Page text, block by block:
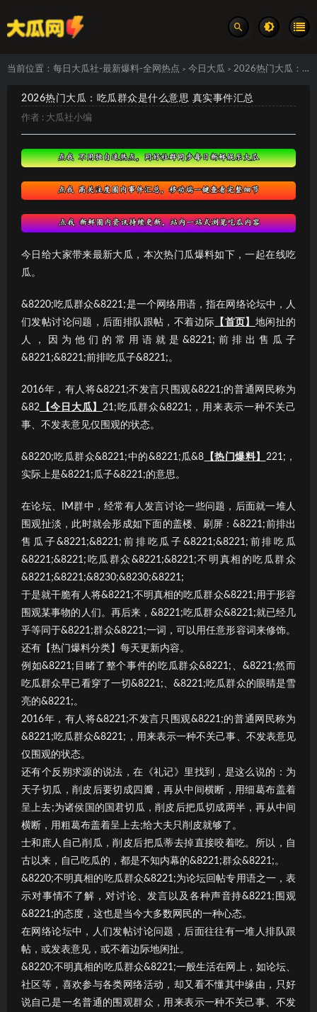
当前位置： 每日大瓜社-最新爆料-全网热点 > 今日大瓜 > 2026热门大瓜：吃瓜群众是什么意思 真实事件汇总
2026热门大瓜：吃瓜群众是什么意思 真实事件汇总
作者 : 大瓜社小编
今日给大家带来最新大瓜，本次热门瓜爆料如下，一起在线吃
瓜。
&8220;吃瓜群众&8221;是一个网络用语，指在网络论坛中，人
们发帖讨论问题，后面排队跟帖，不着边际 【首页】 地闲扯的
人，因为他们的常用语就是&8221;前排出售瓜子
&8221;&8221;前排吃瓜子&8221;。
2016年，有人将&8221;不发言只围观&8221;的普通网民称为
&82 【今日大瓜】 21;吃瓜群众&8221;，用来表示一种不关己
事、不发表意见仅围观的状态。
&8220;吃瓜群众&8221;中的&8221;瓜&8 【热门爆料】
221;，
实际上是&8221;瓜子&8221;的意思。
在论坛、IM群中，经常有人发言讨论一些问题，后面就一堆人
围观扯淡，此时就会形成如下面的盖楼、刷屏：&8221;前排出
售瓜子&8221;&8221;前排吃瓜子&8221;&8221;前排吃瓜
&8221;&8221;吃瓜群众&8221;&8221;不明真相的吃瓜群众
&8221;&8221;&8230;&8230;&8221;
于是就干脆有人将&8221;不明真相的吃瓜群众&8221;用于形容
围观某事物的人们。再后来，&8221;吃瓜群众&8221;就已经几
乎等同于&8221;群众&8221;一词，可以用任意形容词来修饰。
还有【热门爆料分类】每天更新内容。
例如&8221;目睹了整个事件的吃瓜群众&8221;、&8221;然而
吃瓜群众早已看穿了一切&8221;、&8221;吃瓜群众的眼睛是雪
亮的&8221;。
2016年，有人将&8221;不发言只围观&8221;的普通网民称为
&8221;吃瓜群众&8221;，用来表示一种不关己事、不发表意见
仅围观的状态。
还有个反朔求源的说法，在《礼记》里找到，是这么说的：为
天子切瓜，削皮后要切成四瓣，再从中间横断，用细葛布盖着
呈上去;为诸侯国的国君切瓜，削皮后把瓜切成两半，再从中间
横断，用粗葛布盖着呈上去;给大夫只削皮就够了。
士和庶人自己削瓜，削皮后把瓜蒂去掉直接咬着吃。所以，自
古以来，自己吃瓜的，都是不知内幕的&8221;群众&8221;。
&8220;不明真相的吃瓜群众&8221;为论坛回帖专用语之一，表
示对事情不了解，对讨论、发言以及各种声音持&8221;围观
&8221;的态度，这也是当今大多数网民的一种心态。
在网络论坛中，人们发帖讨论问题，后面往往有一堆人排队跟
帖，或发表意见，或不着边际地闲扯。
&8220;不明真相的吃瓜群众&8221;一般生活在网上，如论坛、
社区等，喜欢参与各类网络活动，却又看不懂其中缘由，只好
说自己是一名普通的围观群众，用来表示一种不关己事、不发